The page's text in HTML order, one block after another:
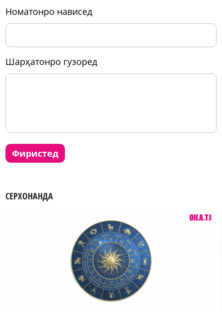
номатонро нависед
шарҳатонро гузоред
фиристед
СЕРХОНАНДА